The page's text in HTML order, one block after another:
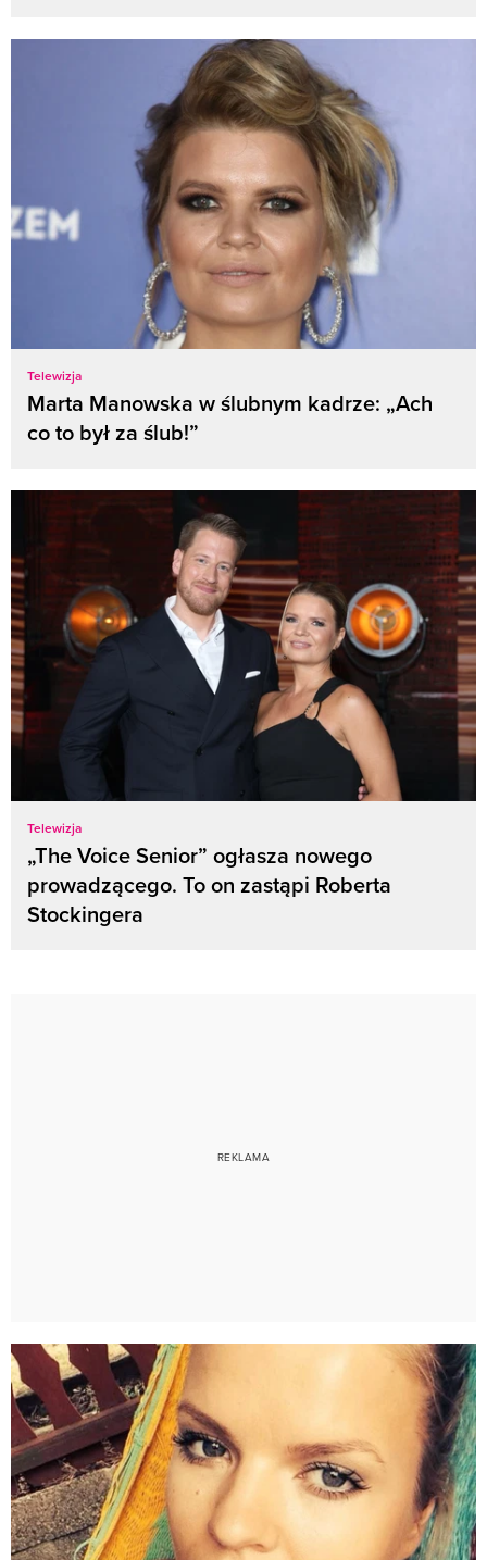
Telewizja
Marta Manowska w ślubnym kadrze: „Ach
co to był za ślub!”
Telewizja
„The Voice Senior” ogłasza nowego
prowadzącego. To on zastąpi Roberta
Stockingera